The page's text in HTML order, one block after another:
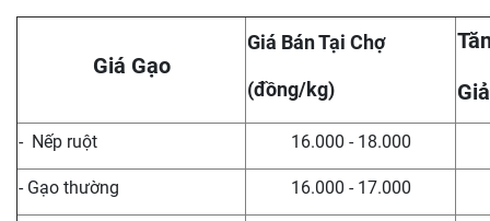
Giá Gạo
Giá Bán Tại Chợ
(đồng/kg)
- Nếp ruột 16.000 - 18.000
- Gạo thường 16.000 - 17.000